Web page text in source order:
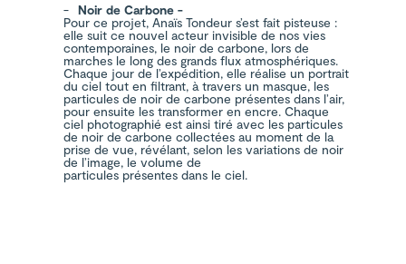
Noir de Carbone -
Pour ce projet, Anaïs Tondeur s’est fait pisteuse :
elle suit ce nouvel acteur invisible de nos vies
contemporaines, le noir de carbone, lors de
marches le long des grands flux atmosphériques.
Chaque jour de l’expédition, elle réalise un portrait
du ciel tout en filtrant, à travers un masque, les
particules de noir de carbone présentes dans l’air,
pour ensuite les transformer en encre. Chaque
ciel photographié est ainsi tiré avec les particules
de noir de carbone collectées au moment de la
prise de vue, révélant, selon les variations de noir
de l’image, le volume de
particules présentes dans le ciel.